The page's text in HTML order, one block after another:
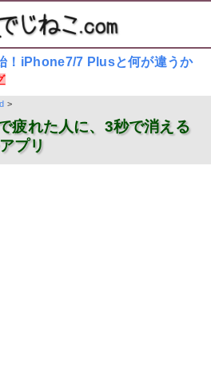
！iPhone7/7 Plusと何が違うか
>
疲れた人に、3秒で消える
プリ